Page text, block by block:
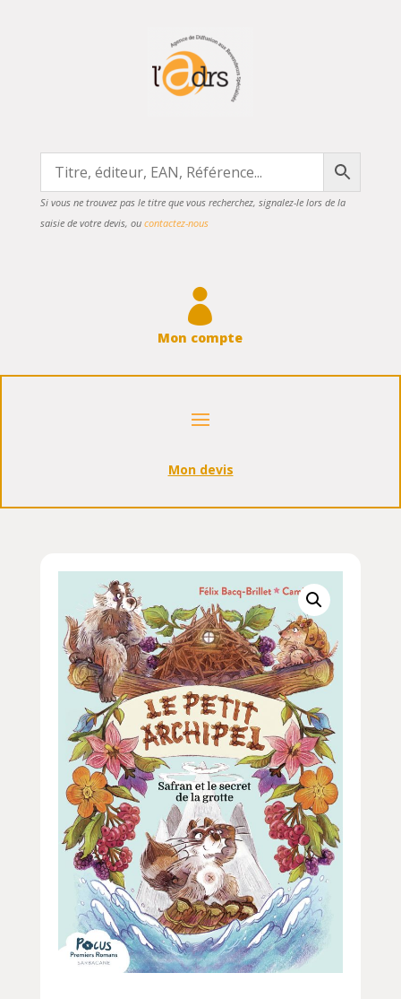
Si vous ne trouvez pas le titre que vous recherchez, signalez-le lors de la
saisie de votre devis, ou contactez-nous

Mon compte
Mon devis